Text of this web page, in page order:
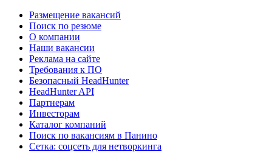
Размещение вакансий
Поиск по резюме
О компании
Наши вакансии
Реклама на сайте
Требования к ПО
Безопасный HeadHunter
HeadHunter API
Партнерам
Инвесторам
Каталог компаний
Поиск по вакансиям в Панино
Сетка: соцсеть для нетворкинга